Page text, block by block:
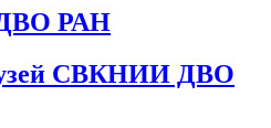
РАН
СВКНИИ ДВО